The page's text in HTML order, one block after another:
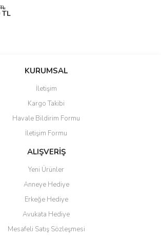
TL
KURUMSAL
İletişim
Kargo Takibi
Havale Bildirim Formu
İletişim Formu
ALIŞVERİŞ
Yeni Ürünler
Anneye Hediye
Erkeğe Hediye
Avukata Hediye
Mesafeli Satış Sözleşmesi